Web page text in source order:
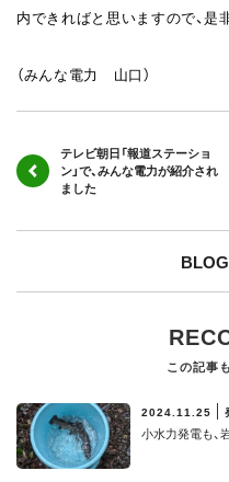
内できればと思いますので、是
（みんな電力 山口）
テレビ朝日「報道ステーショ
ン」で、みんな電力が紹介され
ました
この記事
2024.11.25
小水力発電も、